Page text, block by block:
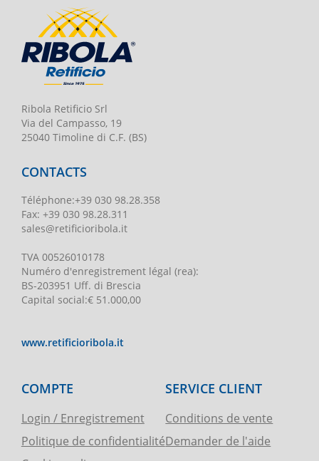
Ribola Retificio Srl
Via del Campasso, 19
25040 Timoline di C.F. (BS)
CONTACTS
Téléphone:+39 030 98.28.358
Fax: +39 030 98.28.311
sales@retificioribola.it
TVA 00526010178
Numéro d'enregistrement légal (rea):
BS-203951 Uff. di Brescia
Capital social:€ 51.000,00
www.retificioribola.it
COMPTE
Login / Enregistrement
Politique de confidentialité
SERVICE CLIENT
Conditions de vente
Demander de l'aide